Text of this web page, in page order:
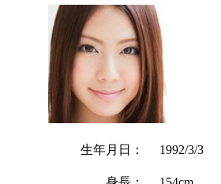
生年月日： 1992/3/3